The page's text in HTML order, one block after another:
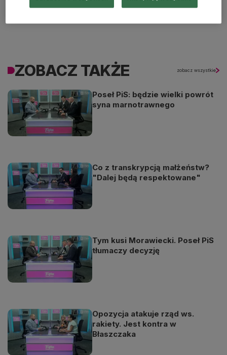
ZOBACZ TAKŻE zobacz wszystkie
Poseł PiS: będzie wielki powrót
syna marnotrawnego
Co z transkrypcją małżeństw?
"Dalej będą respektowane"
Tym kusi Morawiecki. Poseł PiS
tłumaczy decyzję
Opozycja atakuje rząd ws.
rakiety. Jest kontra w
Błaszczaka